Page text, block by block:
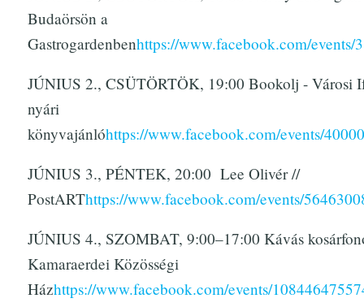
Budaörsön a
Gastrogardenbenhttps://www.facebook.com/events/
JÚNIUS 2., CSÜTÖRTÖK, 19:00 Bookolj - Városi
nyári
könyvajánlóhttps://www.facebook.com/events/
JÚNIUS 3., PÉNTEK, 20:00 Lee Olivér //
PostARThttps://www.facebook.com/events/
JÚNIUS 4., SZOMBAT, 9:00–17:00 Kávás
Kamaraerdei Közösségi
Házhttps://www.facebook.com/events/